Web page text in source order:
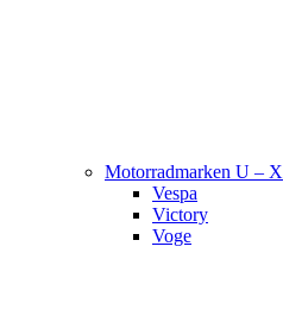
Motorradmarken U – X
Vespa
Victory
Voge